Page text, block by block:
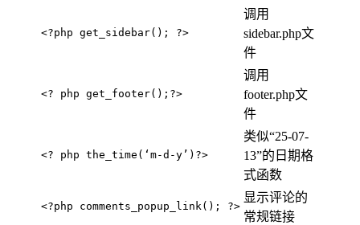
<?php get_sidebar(); ?>
调用
sidebar.php文
件
<? php get_footer();?>
调用
footer.php文
件
<? php the_time(‘m-d-y’)?>
类似“25-07-
13”的日期格
式函数
<?php comments_popup_link(); ?>
显示评论的
常规链接